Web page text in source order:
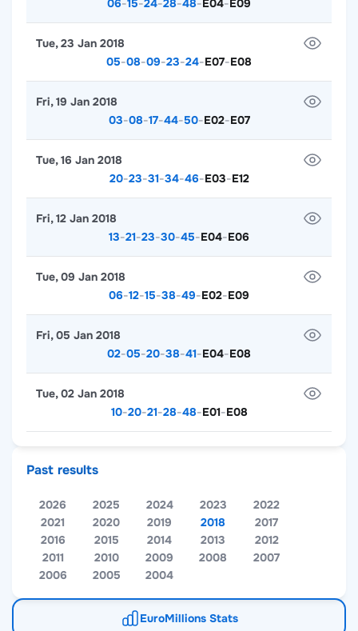
06-15-24-28-48-E04-E09
05-08-09-23-24-E07-E08
Tue, 23 Jan 2018
03-08-17-44-50-E02-E07
Fri, 19 Jan 2018
20-23-31-34-46-E03-E12
Tue, 16 Jan 2018
13-21-23-30-45-E04-E06
Fri, 12 Jan 2018
06-12-15-38-49-E02-E09
Tue, 09 Jan 2018
02-05-20-38-41-E04-E08
Fri, 05 Jan 2018
10-20-21-28-48-E01-E08
Tue, 02 Jan 2018
Past results
2026 2025 2024 2023
2022
2021
2020 2019 2018
2017
2016
2015 2014 2013
2012
2011
2010 2009 2008
2007
2006
2005 2004
EuroMillions Stats